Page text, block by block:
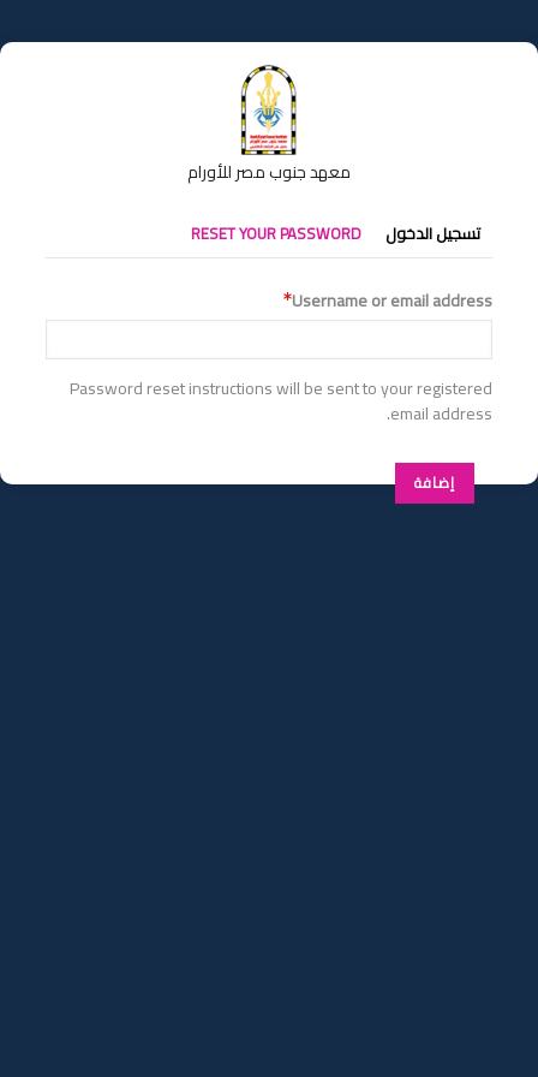
إلى
المحتوى
معهد جنوب مصر للأورام
التبويبات
الأساسية
تسجيل الدخول RESET YOUR PASSWORD
Username or email address
Password reset instructions will be sent to your registered
email address.